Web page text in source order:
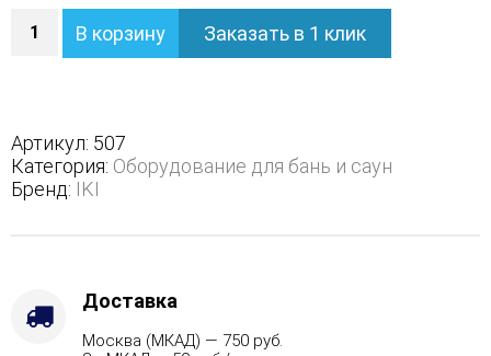
Фланец
нержавеющая
сталь,
стеновой
9
кВт)
В корзину Заказать в 1 клик
Артикул: 507
Категория: Оборудование для бань и саун
Бренд: IKI
Доставка
Москва (МКАД) — 750 руб.